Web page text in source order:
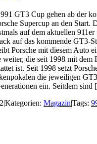
GT3 Cup gehen ab der
Supercup an den Start.
auf dem aktuellen
auf das kommende GT3-
Porsche mit diesem Auto
die seit 1998 mit dem
ist. Seit 1998 setzt
die jeweiligen
ein. Seitdem sind
|Kategorien: Magazin|Tags: